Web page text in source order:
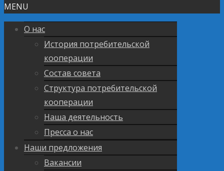
MENU
О нас
История потребительской
кооперации
Состав совета
Структура потребительской
кооперации
Наша деятельность
Пресса о нас
Наши предложения
Вакансии